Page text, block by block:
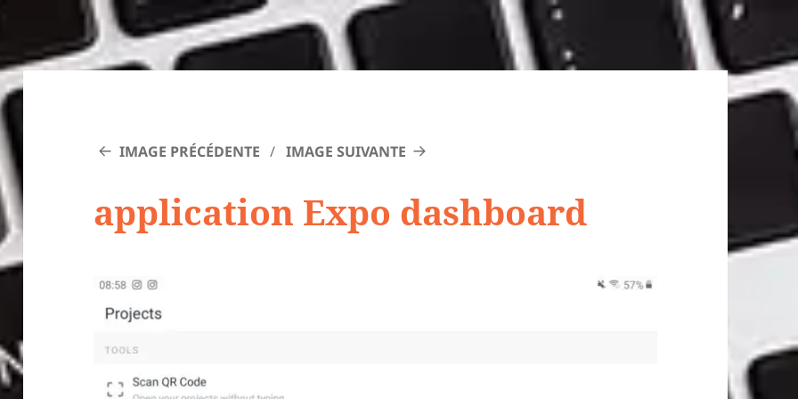
IMAGE PRÉCÉDENTE IMAGE SUIVANTE
application Expo dashboard